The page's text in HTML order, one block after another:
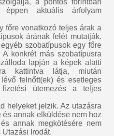
a pontos forintban
aktuális árfolyam
főre vonatkozó teljes árak a
árának felét mutatják.
szobatípusok egy főre
konkrét más szobatípusra
lapján a képek alatti
kattintva látja, miután
felnőtt(ek) és esetleges
ütemezés a teljes
helyeket jelzik. Az utazásra
annak elküldése nem hoz
annak megkötésére nem
Utazási Irodát.